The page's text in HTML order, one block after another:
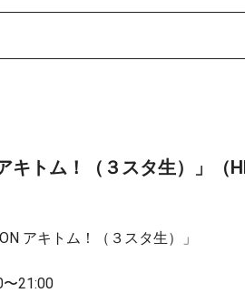
キトム！（３スタ生）」（
アキトム！（３スタ生）」
21:00